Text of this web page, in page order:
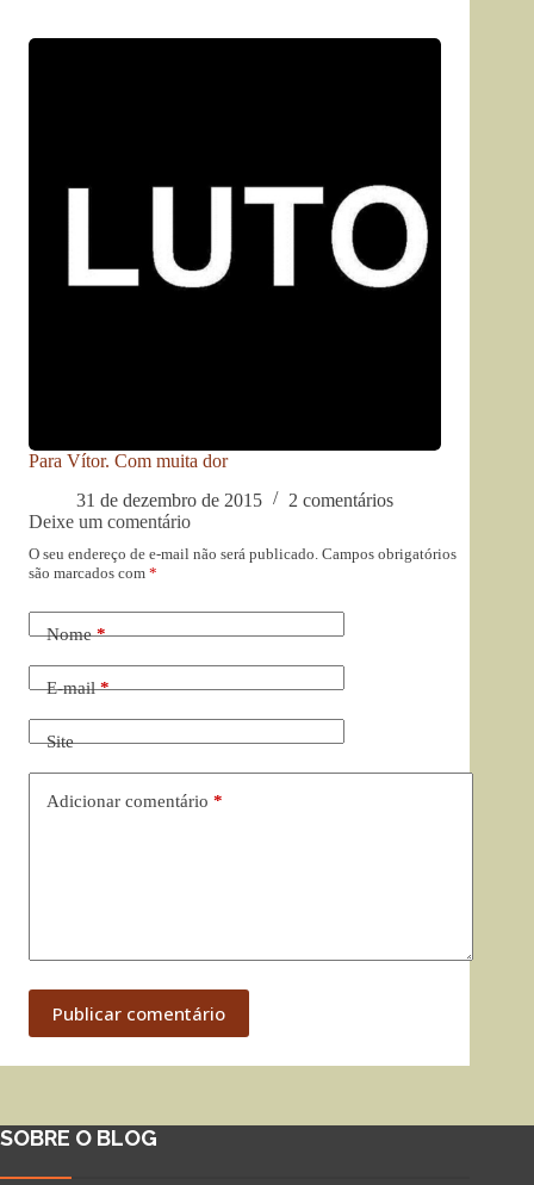
Para Vítor. Com muita dor
31 de dezembro de 2015
2 comentários
Deixe um comentário
O seu endereço de e-mail não será publicado. Campos obrigatórios
são marcados com *
Nome*
E-mail*
Site
Adicionar comentário *
Publicar comentário
SOBRE O BLOG